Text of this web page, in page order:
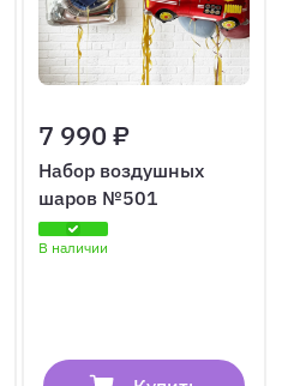
7 990 ₽
Набор воздушных
шаров №501
В наличии